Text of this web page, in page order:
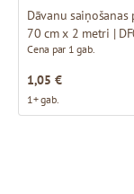
70 cm x 2 metri |
Cena par 1 gab.
1,05 €
1+ gab.